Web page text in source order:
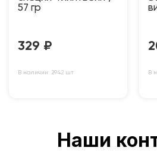
57 гр
329 ₽
В наличии: 2942 шт В
Наши